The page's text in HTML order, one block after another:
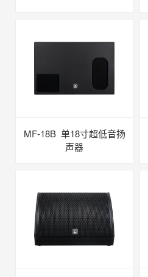
MF-18B 单18寸超低音扬
声器